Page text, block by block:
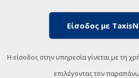
Είσοδος με
Η είσοδος στην υπηρεσία γίνεται με τη
επιλέγοντας τον